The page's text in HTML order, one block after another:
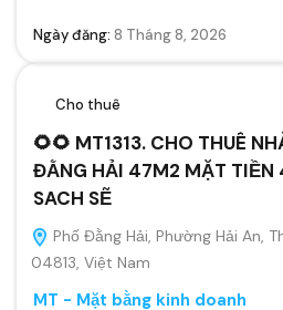
Ngày đăng: 8 Tháng 8, 2026
Cho thuê
🌻🌻 MT1313. CHO THUÊ
ĐẰNG HẢI 47M2 MẶT TIỀN
SACH SẼ
Phố Đằng Hải, Phường Hải An,
04813, Việt Nam
MT - Mặt bằng kinh doanh